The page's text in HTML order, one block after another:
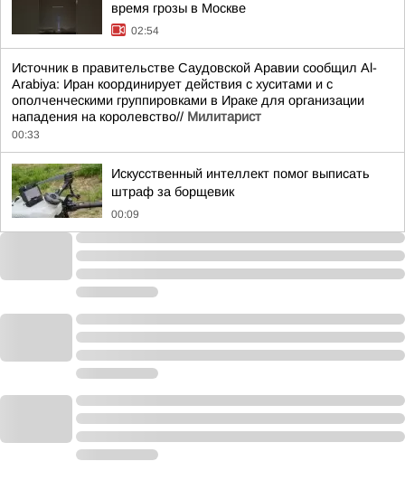
время грозы в Москве
02:54
Источник в правительстве Саудовской Аравии сообщил Al-
Arabiya: Иран координирует действия с хуситами и с
ополченческими группировками в Ираке для организации
нападения на королевство// Милитарист
00:33
Искусственный интеллект помог выписать
штраф за борщевик
00:09